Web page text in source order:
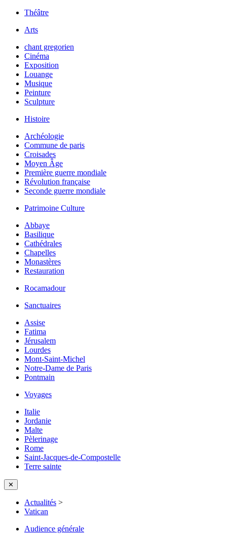
Théâtre
Arts
chant gregorien
Cinéma
Exposition
Louange
Musique
Peinture
Sculpture
Histoire
Archéologie
Commune de paris
Croisades
Moyen Âge
Première guerre mondiale
Révolution française
Seconde guerre mondiale
Patrimoine Culture
Abbaye
Basilique
Cathédrales
Chapelles
Monastères
Restauration
Rocamadour
Sanctuaires
Assise
Fatima
Jérusalem
Lourdes
Mont-Saint-Michel
Notre-Dame de Paris
Pontmain
Voyages
Italie
Jordanie
Malte
Pèlerinage
Rome
Saint-Jacques-de-Compostelle
Terre sainte
✕
Actualités >
Vatican
Audience générale